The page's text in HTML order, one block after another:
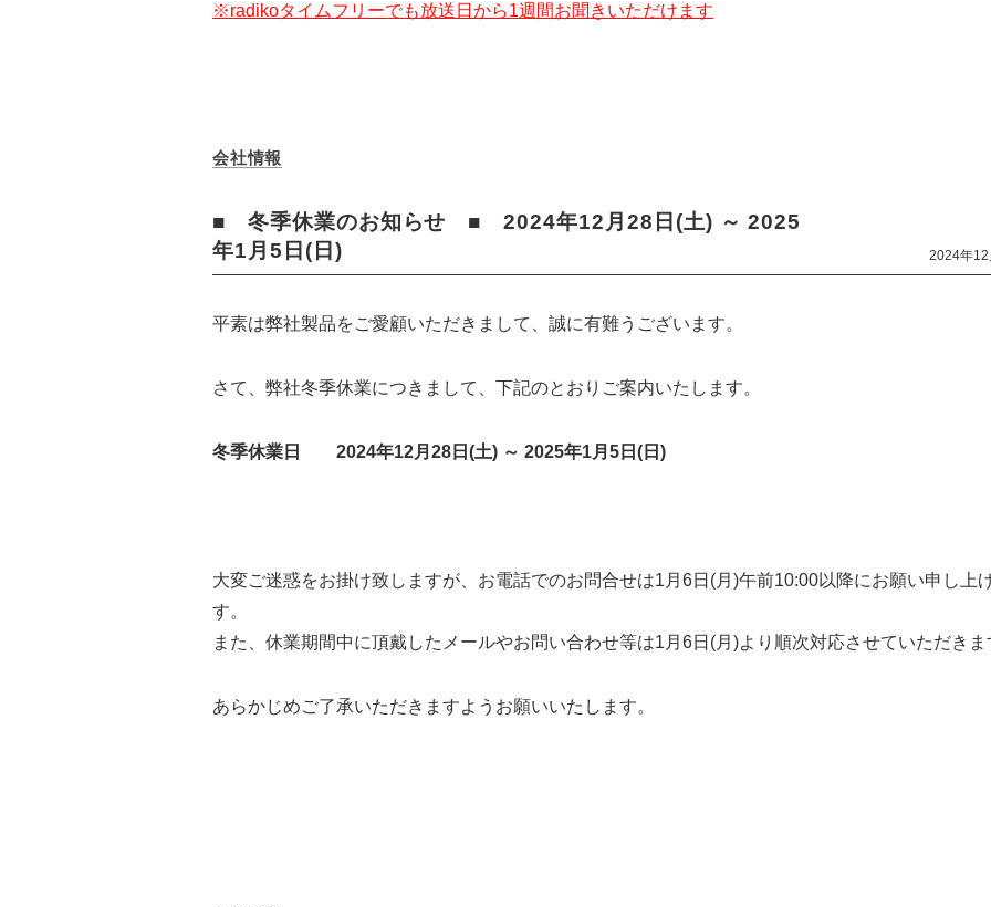
※radikoタイムフリーでも放送日から1週間お聞きいただけます
2024年12
会社情報
■ 冬季休業のお知らせ ■ 2024年12月28日(土) ～ 2025
年1月5日(日)
平素は弊社製品をご愛顧いただきまして、誠に有難うございます。
さて、弊社冬季休業につきまして、下記のとおりご案内いたします。
冬季休業日 2024年12月28日(土) ～ 2025年1月5日(日)
大変ご迷惑をお掛け致しますが、お電話でのお問合せは1月6日(月)午前10:00以降にお願い申し上
す。
また、休業期間中に頂戴したメールやお問い合わせ等は1月6日(月)より順次対応させていただきま
あらかじめご了承いただきますようお願いいたします。